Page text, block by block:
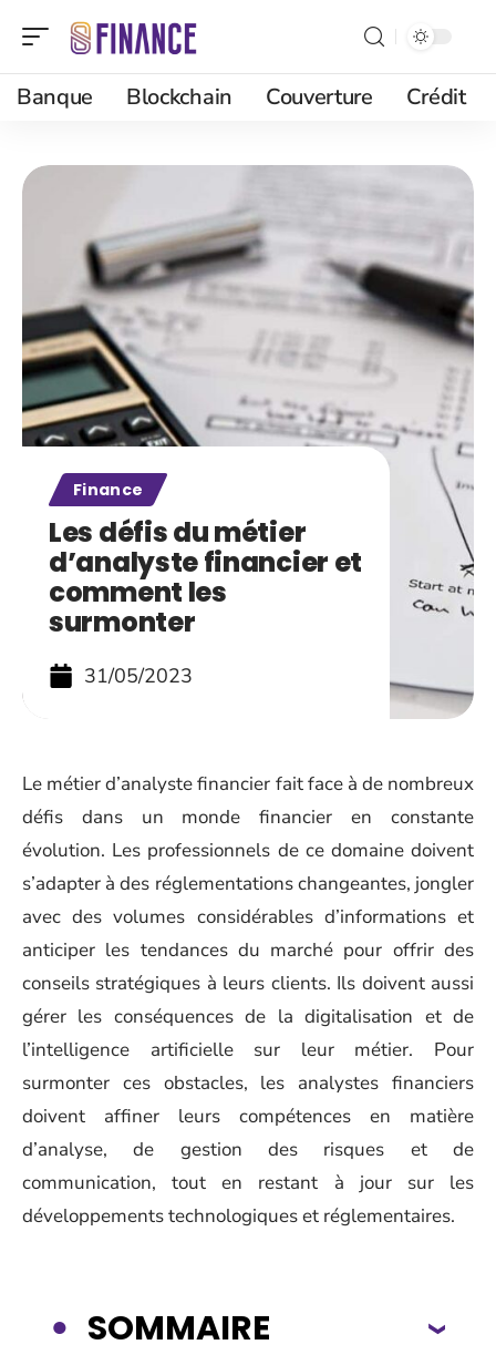
Banque Blockchain Couverture Crédit
Finance
Les défis du métier
d’analyste financier et
comment les
surmonter
31/05/2023
Le métier d’analyste financier fait face à de nombreux
défis dans un monde financier en constante
évolution. Les professionnels de ce domaine doivent
s’adapter à des réglementations changeantes, jongler
avec des volumes considérables d’informations et
anticiper les tendances du marché pour offrir des
conseils stratégiques à leurs clients. Ils doivent aussi
gérer les conséquences de la digitalisation et de
l’intelligence artificielle sur leur métier. Pour
surmonter ces obstacles, les analystes financiers
doivent affiner leurs compétences en matière
d’analyse, de gestion des risques et de
communication, tout en restant à jour sur les
développements technologiques et réglementaires.
SOMMAIRE